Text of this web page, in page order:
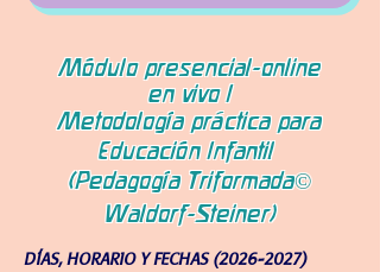
Módulo presencial-online
en vivo I
Metodología práctica para
Educación Infantil
(Pedagogía Triformada©
Waldorf-Steiner)
DÍAS, HORARIO Y FECHAS(2026-2027)